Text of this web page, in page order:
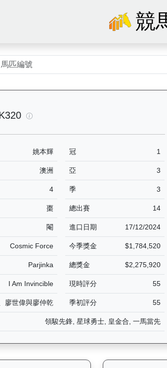
競
飛輪霸（K320）— 馬匹基本
姚本輝 冠 1
澳洲 亞 3
4 季 3
棗 總出賽 14
閹 進口日期 17/12/2024
Cosmic Force 今季獎金 $1,784,520
Parjinka 總獎金 $2,275,920
I Am Invincible 現時評分 55
廖世偉與廖仲乾 季初評分 55
領駿先鋒, 星球勇士, 皇金合, 一馬當先